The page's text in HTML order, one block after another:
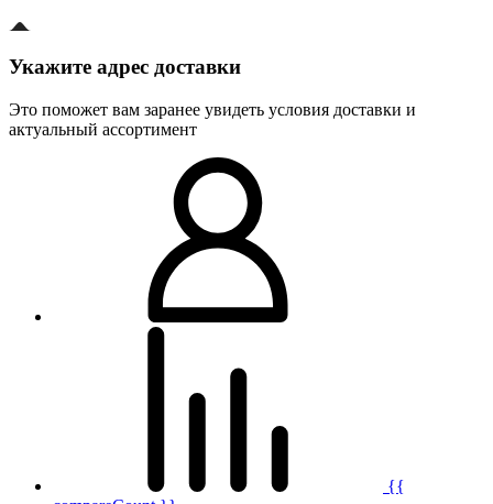
Укажите адрес доставки
Это поможет вам заранее увидеть условия доставки и
актуальный ассортимент
{{